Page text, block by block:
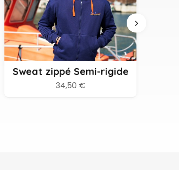
S M L XL XXL
XXXL
XS
Sweat zippé Semi-rigide
34,50 €